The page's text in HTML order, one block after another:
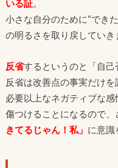
いる証。
小さな自分のために“でき
の明るさを取り戻していき
反省するというのと「自己
反省は改善点の事実だけを
必要以上なネガティブな
傷つけることになるので、
きてるじゃん！私」 に意識